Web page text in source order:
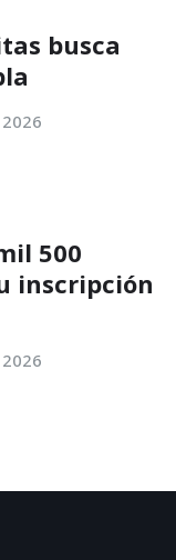
busca
500
inscripción